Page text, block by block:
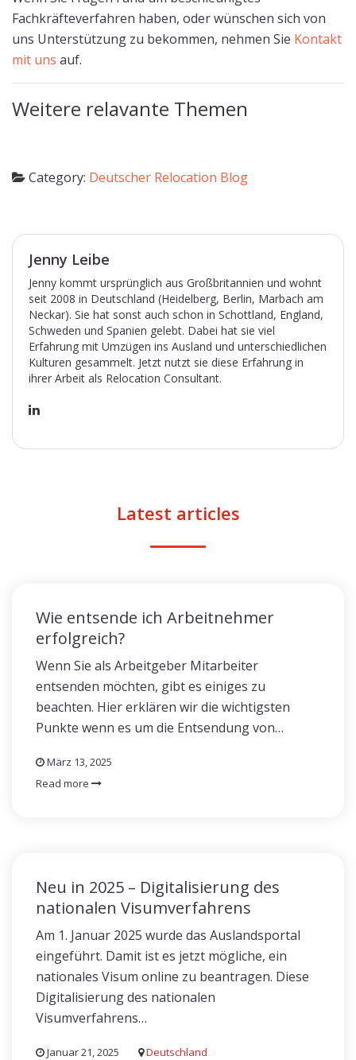
Fachkräfteverfahren haben, oder wünschen sich von
uns Unterstützung zu bekommen, nehmen Sie Kontakt
mit uns auf.
Weitere relavante Themen
Category: Deutscher Relocation Blog
Jenny Leibe
Jenny kommt ursprünglich aus Großbritannien und wohnt
seit 2008 in Deutschland (Heidelberg, Berlin, Marbach am
Neckar). Sie hat sonst auch schon in Schottland, England,
Schweden und Spanien gelebt. Dabei hat sie viel
Erfahrung mit Umzügen ins Ausland und unterschiedlichen
Kulturen gesammelt. Jetzt nutzt sie diese Erfahrung in
ihrer Arbeit als Relocation Consultant.
Latest articles
Wie entsende ich Arbeitnehmer
erfolgreich?
Wenn Sie als Arbeitgeber Mitarbeiter
entsenden möchten, gibt es einiges zu
beachten. Hier erklären wir die wichtigsten
Punkte wenn es um die Entsendung von…
März 13, 2025
Read more
Neu in 2025 – Digitalisierung des
nationalen Visumverfahrens
Am 1. Januar 2025 wurde das Auslandsportal
eingeführt. Damit ist es jetzt mögliche, ein
nationales Visum online zu beantragen. Diese
Digitalisierung des nationalen
Visumverfahrens…
Januar 21, 2025
Deutschland